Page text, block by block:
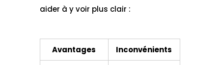
aider à y voir plus clair :
Avantages Inconvénients